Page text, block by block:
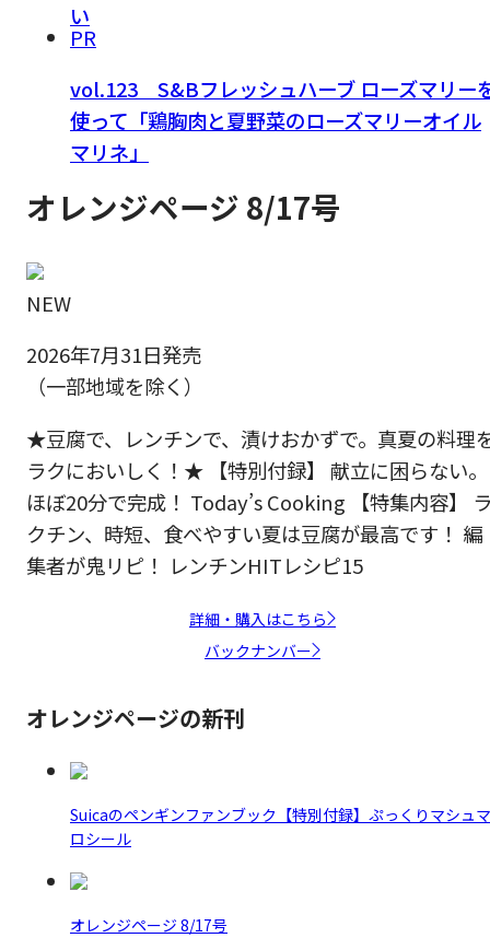
い
PR
vol.123 S&Bフレッシュハーブ ローズマリー
使って「鶏胸肉と夏野菜のローズマリーオイル
マリネ」
オレンジページ 8/17号
NEW
2026年7月31日発売
（一部地域を除く）
★豆腐で、レンチンで、漬けおかずで。真夏の料理
ラクにおいしく！★ 【特別付録】 献立に困らない。
ほぼ20分で完成！ Today’s Cooking 【特集内容】
クチン、時短、食べやすい夏は豆腐が最高です！ 編
集者が鬼リピ！ レンチンHITレシピ15
詳細・購入はこちら
バックナンバー
オレンジページの新刊
Suicaのペンギンファンブック【特別付録】ぷっくりマシュマ
ロシール
オレンジページ 8/17号